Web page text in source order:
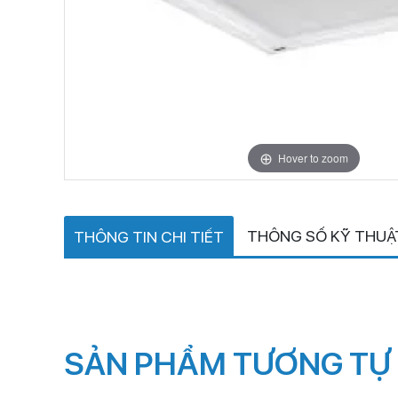
Hover to zoom
THÔNG TIN CHI TIẾT THÔNG SỐ KỸ
SẢN PHẨM TƯƠNG TỰ